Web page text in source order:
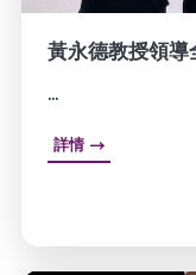
黃永德教授領
...
詳情